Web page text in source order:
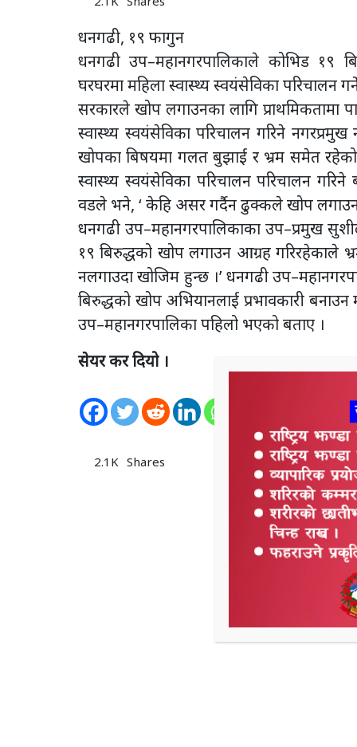
धनगढी, १९ फागुन
धनगढी उप–महानगरपालिकाले कोभिड १९
घरघरमा महिला स्वास्थ्य स्वयंसेविका परिचालन
सरकारले खोप लगाउनका लागि प्राथमिकतामा
स्वास्थ्य स्वयंसेविका परिचालन गरिने
खोपका बिषयमा गलत बुझाई र भ्रम समेत
स्वास्थ्य स्वयंसेविका परिचालन परिचालन
वडले भने, ‘ केहि असर गर्दैन ढुक्कले खोप लगाउन
धनगढी उप–महानगरपालिकाका उप–प्रमुख
१९ बिरुद्धको खोप लगाउन आग्रह गरिरहेकाले
नलगाउदा खोजिम हुन्छ ।’ धनगढी
बिरुद्धको खोप अभियानलाई प्रभावकारी
उप–महानगरपालिका पहिलो भएको बताए ।
सेयर कर दियो ।
2.1K Shares